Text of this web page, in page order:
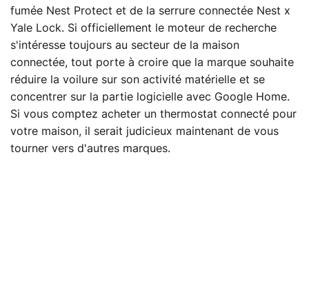
fumée Nest Protect et de la serrure connectée Nest x
Yale Lock. Si officiellement le moteur de recherche
s'intéresse toujours au secteur de la maison
connectée, tout porte à croire que la marque souhaite
réduire la voilure sur son activité matérielle et se
concentrer sur la partie logicielle avec Google Home.
Si vous comptez acheter un thermostat connecté pour
votre maison, il serait judicieux maintenant de vous
tourner vers d'autres marques.